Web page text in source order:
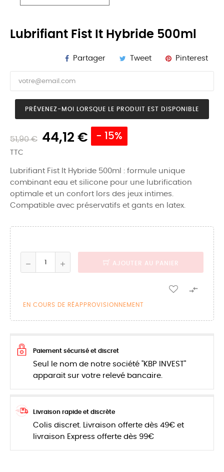
Lubrifiant Fist It Hybride 500ml
Partager Tweet Pinterest
PRÉVENEZ-MOI LORSQUE LE PRODUIT EST DISPONIBLE
51,90 € 44,12 € - 15%
TTC
Lubrifiant Fist It Hybride 500ml : formule unique
combinant eau et silicone pour une lubrification
optimale et un confort lors des jeux intimes.
Compatible avec préservatifs et gants en latex.
AJOUTER AU PANIER

EN COURS DE RÉAPPROVISIONNEMENT
Paiement sécurisé et discret
Seul le nom de notre société "KBP INVEST"
apparait sur votre relevé bancaire.
Livraison rapide et discrète
Colis discret. Livraison offerte dès 49€ et
livraison Express offerte dès 99€